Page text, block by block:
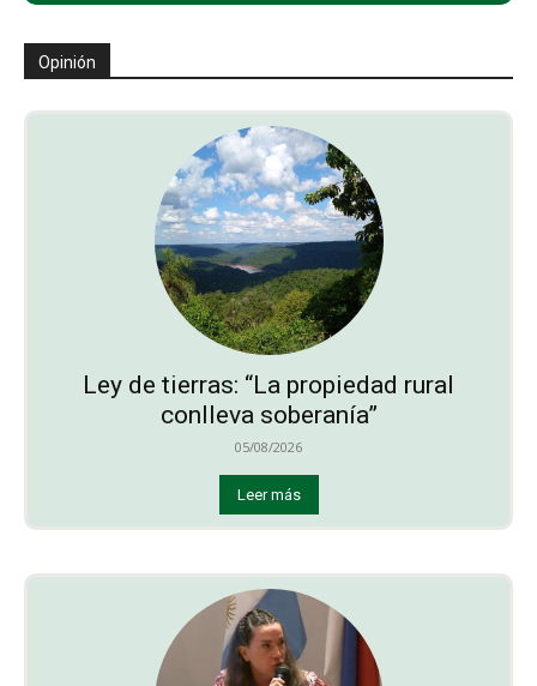
Opinión
Ley de tierras: “La propiedad rural
conlleva soberanía”
05/08/2026
Leer más